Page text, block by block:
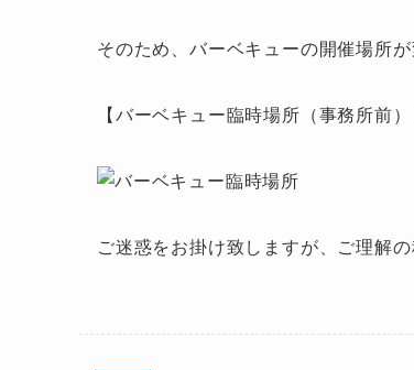
そのため、バーベキューの開催場所が
【バーベキュー臨時場所（事務所前）
ご迷惑をお掛け致しますが、ご理解